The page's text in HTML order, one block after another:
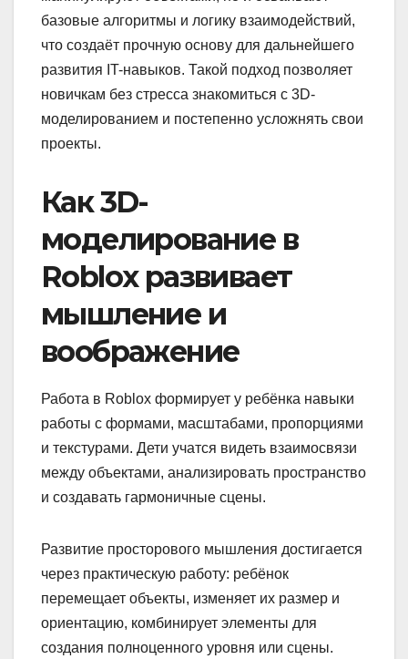
базовые алгоритмы и логику взаимодействий,
что создаёт прочную основу для дальнейшего
развития IT-навыков. Такой подход позволяет
новичкам без стресса знакомиться с 3D-
моделированием и постепенно усложнять свои
проекты.
Как 3D-
моделирование в
Roblox развивает
мышление и
воображение
Работа в Roblox формирует у ребёнка навыки
работы с формами, масштабами, пропорциями
и текстурами. Дети учатся видеть взаимосвязи
между объектами, анализировать пространство
и создавать гармоничные сцены.
Развитие просторового мышления достигается
через практическую работу: ребёнок
перемещает объекты, изменяет их размер и
ориентацию, комбинирует элементы для
создания полноценного уровня или сцены.